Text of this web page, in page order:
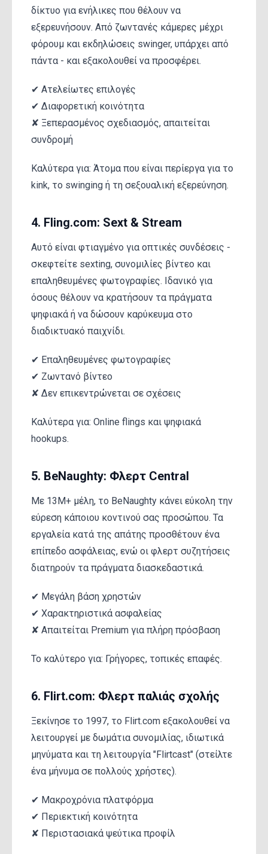
δίκτυο για ενήλικες που θέλουν να
εξερευνήσουν. Από ζωντανές κάμερες μέχρι
φόρουμ και εκδηλώσεις swinger, υπάρχει από
πάντα - και εξακολουθεί να προσφέρει.
✔ Ατελείωτες επιλογές
✔ Διαφορετική κοινότητα
✘ Ξεπερασμένος σχεδιασμός, απαιτείται
συνδρομή
Καλύτερα για: Άτομα που είναι περίεργα για το
kink, το swinging ή τη σεξουαλική εξερεύνηση.
4. Fling.com: Sext & Stream
Αυτό είναι φτιαγμένο για οπτικές συνδέσεις -
σκεφτείτε sexting, συνομιλίες βίντεο και
επαληθευμένες φωτογραφίες. Ιδανικό για
όσους θέλουν να κρατήσουν τα πράγματα
ψηφιακά ή να δώσουν καρύκευμα στο
διαδικτυακό παιχνίδι.
✔ Επαληθευμένες φωτογραφίες
✔ Ζωντανό βίντεο
✘ Δεν επικεντρώνεται σε σχέσεις
Καλύτερα για: Online flings και ψηφιακά
hookups.
5. BeNaughty: Φλερτ Central
Με 13M+ μέλη, το BeNaughty κάνει εύκολη την
εύρεση κάποιου κοντινού σας προσώπου. Τα
εργαλεία κατά της απάτης προσθέτουν ένα
επίπεδο ασφάλειας, ενώ οι φλερτ συζητήσεις
διατηρούν τα πράγματα διασκεδαστικά.
✔ Μεγάλη βάση χρηστών
✔ Χαρακτηριστικά ασφαλείας
✘ Απαιτείται Premium για πλήρη πρόσβαση
Το καλύτερο για: Γρήγορες, τοπικές επαφές.
6. Flirt.com: Φλερτ παλιάς σχολής
Ξεκίνησε το 1997, το Flirt.com εξακολουθεί να
λειτουργεί με δωμάτια συνομιλίας, ιδιωτικά
μηνύματα και τη λειτουργία "Flirtcast" (στείλτε
ένα μήνυμα σε πολλούς χρήστες).
✔ Μακροχρόνια πλατφόρμα
✔ Περιεκτική κοινότητα
✘ Περιστασιακά ψεύτικα προφίλ